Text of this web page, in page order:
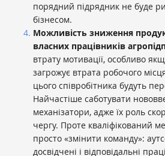
порядний підрядник не буде
бізнесом.
Можливість зниження
власних працівників
втрату мотивації, особливо
загрожує втрата робочого
цього співробітника будуть
Найчастіше саботувати
механізатори, адже їх роль
чергу. Проте кваліфікований
просто «змінити команду»:
досвідчені і відповідальні